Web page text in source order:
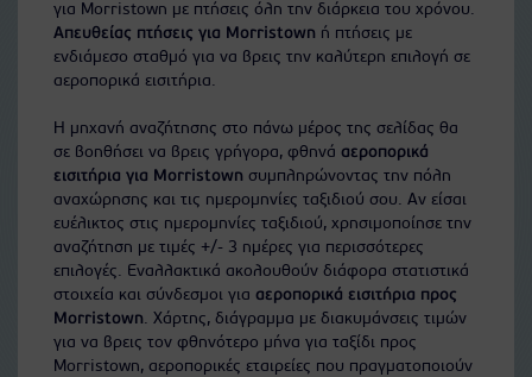
για Morristown με πτήσεις όλη την διάρκεια του χρόνου.
Απευθείας πτήσεις για Morristown ή πτήσεις με
ενδιάμεσο σταθμό για να βρεις την καλύτερη επιλογή σε
αεροπορικά εισιτήρια.
Η μηχανή αναζήτησης στο πάνω μέρος της σελίδας θα
σε βοηθήσει να βρεις γρήγορα, φθηνά αεροπορικά
εισιτήρια για Morristown συμπληρώνοντας την πόλη
αναχώρησης και τις ημερομηνίες ταξιδιού σου. Αν είσαι
ευέλικτος στις ημερομηνίες ταξιδιού, χρησιμοποίησε την
αναζήτηση με τιμές +/- 3 ημέρες για περισσότερες
επιλογές. Εναλλακτικά ακολουθούν διάφορα στατιστικά
στοιχεία και σύνδεσμοι για αεροπορικά εισιτήρια προς
Morristown. Χάρτης, διάγραμμα με διακυμάνσεις τιμών
για να βρεις τον φθηνότερο μήνα για ταξίδι προς
Morristown, αεροπορικές εταιρείες που πραγματοποιούν